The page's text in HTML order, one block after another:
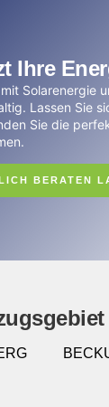
Ihre
Solarenergie
Lassen Sie
Sie die
BERATEN